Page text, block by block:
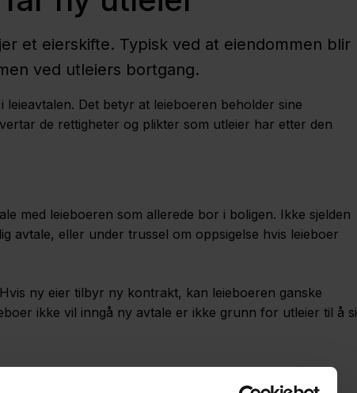
et eierskifte. Typisk ved at eiendommen blir
ved utleiers bortgang.
Det betyr at leieboeren beholder sine
de rettigheter og plikter som utleier har etter den
med leieboeren som allerede bor i boligen. Ikke sjelden
avtale, eller under trussel om oppsigelse hvis leieboer
ny eier tilbyr ny kontrakt, kan leieboeren ganske
ikke vil inngå ny avtale er ikke grunn for utleier til å si